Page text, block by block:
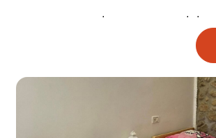
ליהנות בצימר, שמקבל בזרועות פתוחות
או חסר לכם כמו כביסה, הסעות, קניות,
7 יחידות